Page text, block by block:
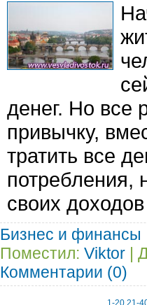
денег. Но все
привычку,
тратить все
потребления,
своих
Бизнес и финансы
Поместил: Viktor |
Комментарии (0)
1-20 21-